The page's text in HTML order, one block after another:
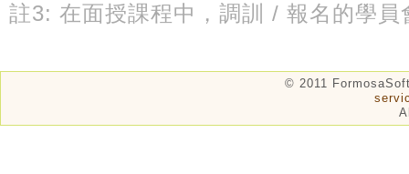
註3: 在面授課程中，調訓 / 報名的學
© 2011